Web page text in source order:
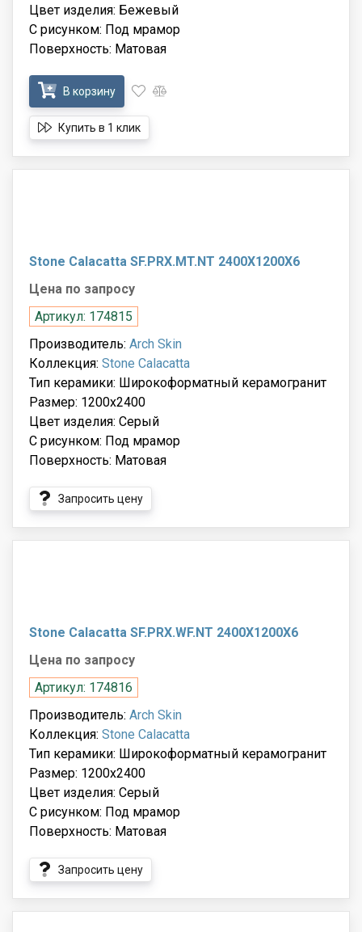
Цвет изделия: Бежевый
С рисунком: Под мрамор
Поверхность: Матовая
В корзину
Купить в 1 клик
Stone Calacatta SF.PRX.MT.NT 2400X1200X6
Цена по запросу
Артикул: 174815
Производитель: Arch Skin
Коллекция: Stone Calacatta
Тип керамики: Широкоформатный керамогранит
Размер: 1200x2400
Цвет изделия: Серый
С рисунком: Под мрамор
Поверхность: Матовая
Запросить цену
Stone Calacatta SF.PRX.WF.NT 2400X1200X6
Цена по запросу
Артикул: 174816
Производитель: Arch Skin
Коллекция: Stone Calacatta
Тип керамики: Широкоформатный керамогранит
Размер: 1200x2400
Цвет изделия: Серый
С рисунком: Под мрамор
Поверхность: Матовая
Запросить цену